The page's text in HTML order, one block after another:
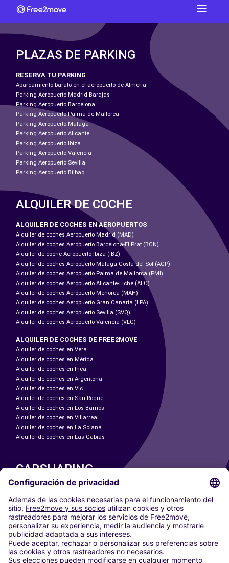
PLAZAS DE PARKING
RESERVA TU PARKING
Aparcamiento barato en el aeropuerto de Almeria
Parking Aeropuerto Madrid-Barajas
Parking Aeropuerto Barcelona
Parking Aeropuerto Palma de Mallorca
Parking Aeropuerto Malaga
Parking Aeropuerto Alicante
Parking Aeropuerto Ibiza
Parking Aeropuerto Valencia
Parking Aeropuerto Sevilla
Parking Aeropuerto Bilbao
ALQUILER DE COCHE
ALQUILER DE COCHES EN AEROPUERTOS
Alquiler de coches Aeropuerto Madrid (MAD)
Alquiler de coches Aeropuerto Barcelona-El Prat (BCN)
Alquiler de coche Aeropuerto Ibiza (IBZ)
Alquiler de coches Aeropuerto Málaga-Costa del Sol (AGP)
Alquiler de coches Aeropuerto Palma de Mallorca (PMI)
Alquiler de coches Aeropuerto Alicante-Elche (ALC)
Alquiler de coches Aeropuerto Menorca (MAH)
Alquiler de coches Aeropuerto Gran Canaria (LPA)
Alquiler de coches Aeropuerto Sevilla (SVQ)
Alquiler de coches Aeropuerto Valencia (VLC)
ALQUILER DE COCHES DE FREE2MOVE
Alquiler de coches en Vera
Alquiler de coches en Mérida
Alquiler de coches en Inca
Alquiler de coches en Argentona
Alquiler de coches en Vic
Alquiler de coches en San Roque
Alquiler de coches en Los Barrios
Alquiler de coches en Villarreal
Alquiler de coches en La Solana
Alquiler de coches en Las Gabias
CARSHARING
NUESTRAS CIUDADES
Paris
Madrid
Washington DC
Milán
Roma
Turín
Viena